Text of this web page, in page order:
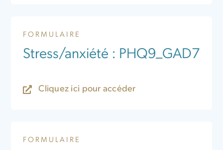
FORMULAIRE
Stress/anxiété : PHQ9_GAD7
Cliquez ici pour accéder
FORMULAIRE